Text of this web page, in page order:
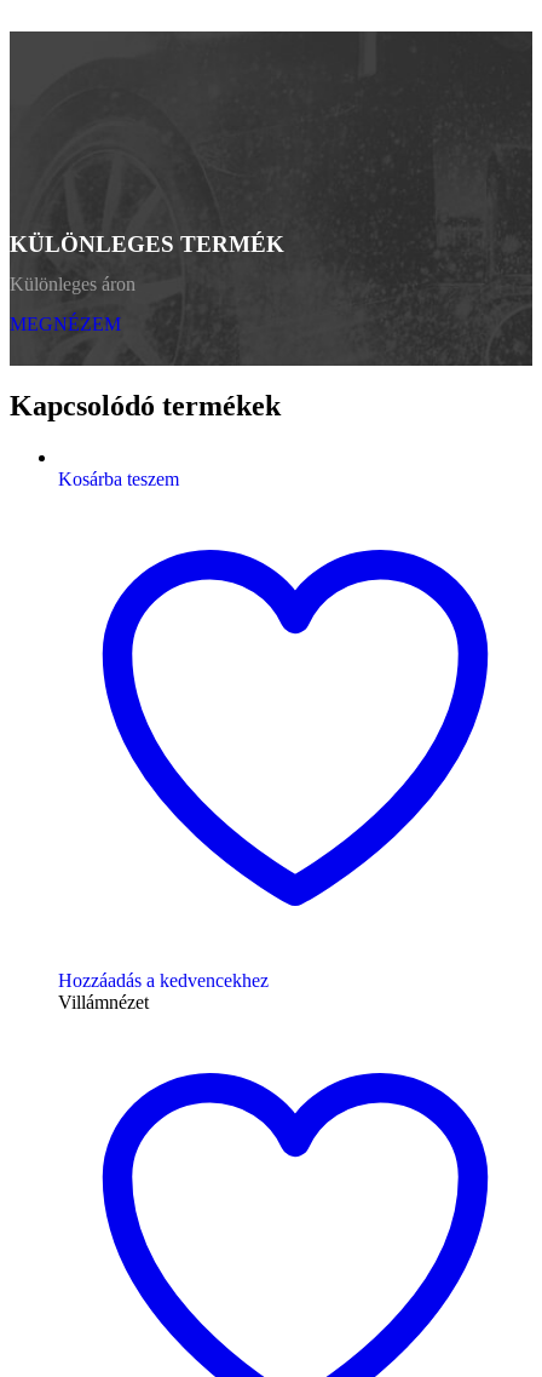
KÜLÖNLEGES TERMÉK
Különleges áron
MEGNÉZEM
Kapcsolódó termékek
Kosárba teszem
Hozzáadás a kedvencekhez
Villámnézet